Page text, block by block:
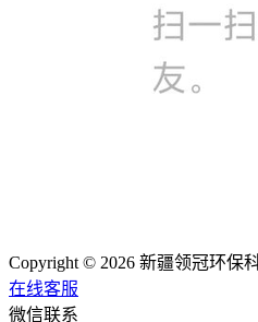
Copyright © 2026 新疆领冠环保
在线客服
微信联系